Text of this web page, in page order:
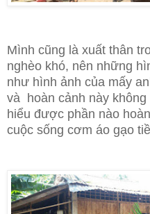
Mình cũng là xuất thân
nghèo khó, nên những
như hình ảnh của mấy
và hoàn cảnh này
hiểu được phần nào
cuộc sống cơm áo gạo